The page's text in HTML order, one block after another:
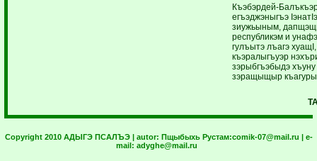
Къэбэрдей-
егъэджэныгъэ
зиужьыным,
республикэм и
гулъытэ лъагэ
къэралыгъуэр
зэрыбгъэбыдэ
зэращыщыр
Copyright 2010 АДЫГЭ ПСАЛЪЭ | autor: Пщыбыхь Рустам:comik-07@mail.ru | e-
mail: adyghe@mail.ru